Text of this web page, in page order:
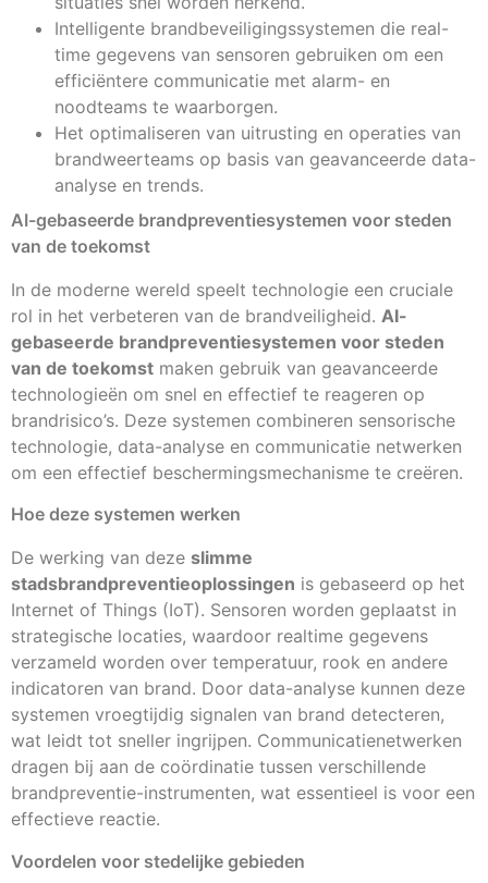
Intelligente brandbeveiligingssystemen die real-
time gegevens van sensoren gebruiken om een
efficiëntere communicatie met alarm- en
noodteams te waarborgen.
Het optimaliseren van uitrusting en operaties van
brandweerteams op basis van geavanceerde data-
analyse en trends.
AI-gebaseerde brandpreventiesystemen voor steden
van de toekomst
In de moderne wereld speelt technologie een cruciale
rol in het verbeteren van de brandveiligheid. AI-
gebaseerde brandpreventiesystemen voor steden
van de toekomst maken gebruik van geavanceerde
technologieën om snel en effectief te reageren op
brandrisico’s. Deze systemen combineren sensorische
technologie, data-analyse en communicatie netwerken
om een effectief beschermingsmechanisme te creëren.
Hoe deze systemen werken
De werking van deze slimme
stadsbrandpreventieoplossingen is gebaseerd op het
Internet of Things (IoT). Sensoren worden geplaatst in
strategische locaties, waardoor realtime gegevens
verzameld worden over temperatuur, rook en andere
indicatoren van brand. Door data-analyse kunnen deze
systemen vroegtijdig signalen van brand detecteren,
wat leidt tot sneller ingrijpen. Communicatienetwerken
dragen bij aan de coördinatie tussen verschillende
brandpreventie-instrumenten, wat essentieel is voor een
effectieve reactie.
Voordelen voor stedelijke gebieden